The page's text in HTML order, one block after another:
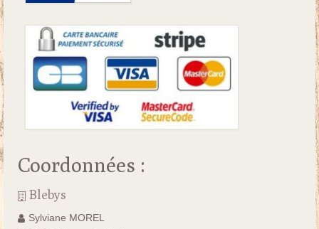
Coordonnées :
Blebys
Sylviane MOREL